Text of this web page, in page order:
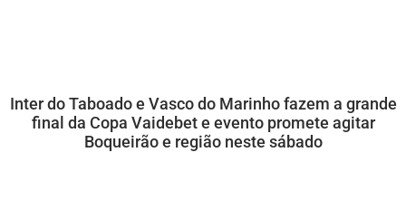
Inter do Taboado e Vasco do Marinho fazem a grande
final da Copa Vaidebet e evento promete agitar
Boqueirão e região neste sábado